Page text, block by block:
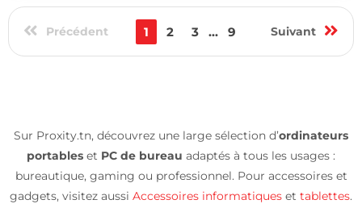
Précédent 1 2 3 ... 9 Suivant
Sur Proxity.tn, découvrez une large sélection d’ordinateurs
portables et PC de bureau adaptés à tous les usages :
bureautique, gaming ou professionnel. Pour accessoires et
gadgets, visitez aussi Accessoires informatiques et tablettes.